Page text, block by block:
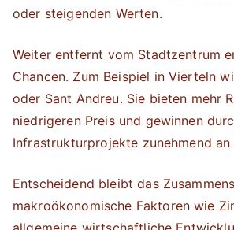
oder steigenden Werten.
Weiter entfernt vom Stadtzentrum
Chancen. Zum Beispiel in Vierteln
oder Sant Andreu. Sie bieten mehr
niedrigeren Preis und gewinnen
Infrastrukturprojekte zunehmend an
Entscheidend bleibt das
makroökonomische Faktoren wie